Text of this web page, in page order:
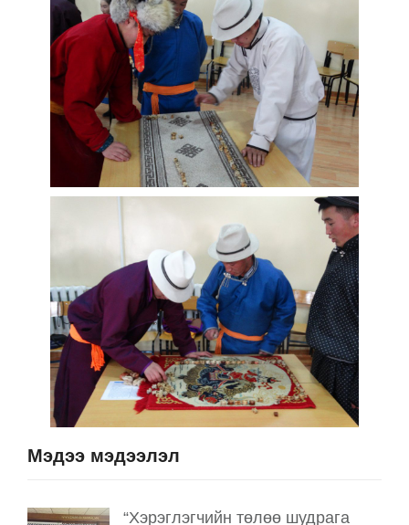
Мэдээ мэдээлэл
“Хэрэглэгчийн төлөө шудрага